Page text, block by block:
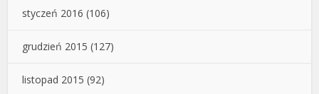
styczeń 2016 (106)
grudzień 2015 (127)
listopad 2015 (92)